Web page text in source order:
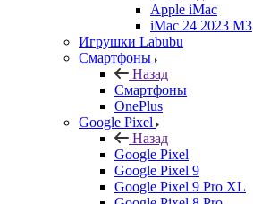
Apple iMac
iMac 24 2023 M3
Игрушки Labubu
Смартфоны
Назад
Смартфоны
OnePlus
Google Pixel
Назад
Google Pixel
Google Pixel 9
Google Pixel 9 Pro XL